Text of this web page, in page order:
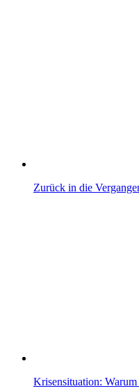
Zurück in die
Krisensituation: